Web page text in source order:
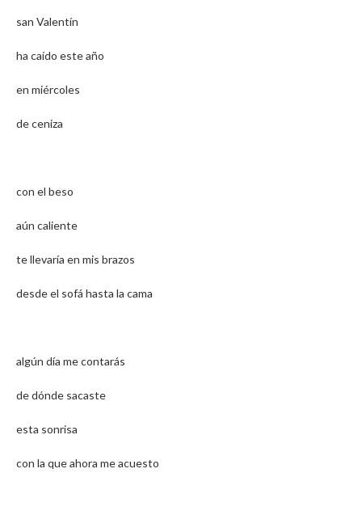
san Valentín
ha caído este año
en miércoles
de ceniza
con el beso
aún caliente
te llevaría en mis brazos
desde el sofá hasta la cama
algún día me contarás
de dónde sacaste
esta sonrisa
con la que ahora me acuesto